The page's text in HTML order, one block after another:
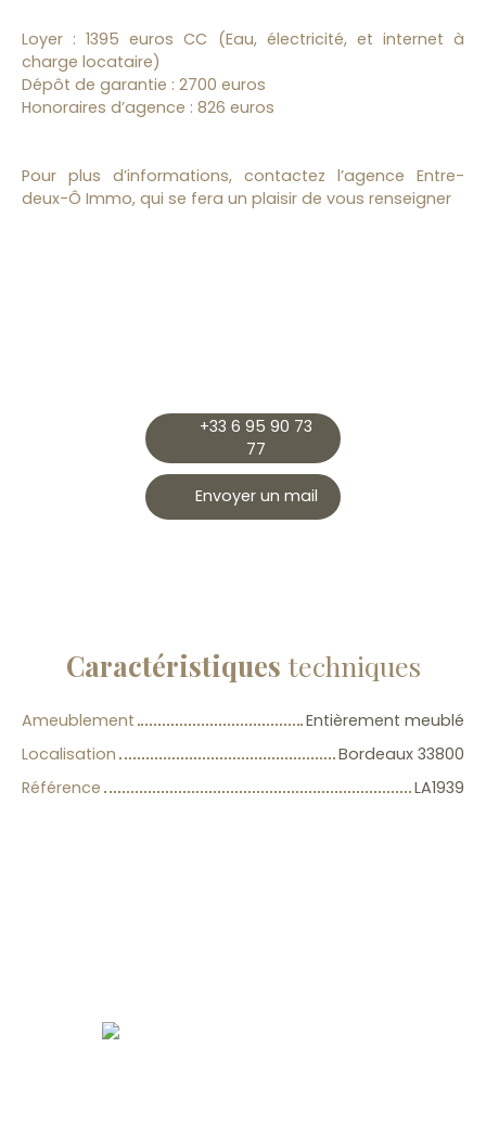
Loyer : 1395 euros CC (Eau, électricité, et internet à
charge locataire)
Dépôt de garantie : 2700 euros
Honoraires d’agence : 826 euros
Pour plus d’informations, contactez l’agence Entre-
deux-Ô Immo, qui se fera un plaisir de vous renseigner
+33 6 95 90 73
77
Envoyer un mail
Caractéristiques techniques
Ameublement
Entièrement meublé
Localisation
Bordeaux 33800
Référence
LA1939